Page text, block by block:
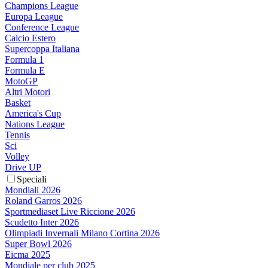
Champions League
Europa League
Conference League
Calcio Estero
Supercoppa Italiana
Formula 1
Formula E
MotoGP
Altri Motori
Basket
America's Cup
Nations League
Tennis
Sci
Volley
Drive UP
Speciali
Mondiali 2026
Roland Garros 2026
Sportmediaset Live Riccione 2026
Scudetto Inter 2026
Olimpiadi Invernali Milano Cortina 2026
Super Bowl 2026
Eicma 2025
Mondiale per club 2025